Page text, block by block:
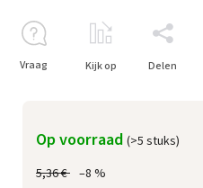
5,36 € –8 %
Op voorraad (>5 stuks)
Vraag Kijk op Delen